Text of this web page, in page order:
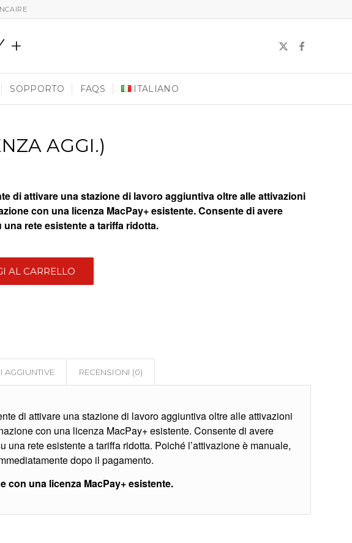
SOPPORTO FAQS ITALIANO
AGGI.)
di attivare una stazione di lavoro aggiuntiva oltre alle attivazioni
con una licenza MacPay+ esistente. Consente di avere
rete esistente a tariffa ridotta.
AL CARRELLO
AGGIUNTIVE RECENSIONI (0)
di attivare una stazione di lavoro aggiuntiva oltre alle attivazioni
con una licenza MacPay+ esistente. Consente di avere
una rete esistente a tariffa ridotta. Poiché l’attivazione è manuale,
dopo il pagamento.
con una licenza MacPay+ esistente.